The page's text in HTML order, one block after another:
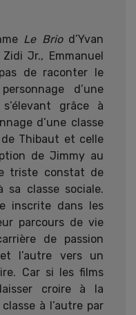
Le Briod’Yvan
Jr., Emmanuel
de raconter le
d’une
grâce à
d’une classe
Thibaut et celle
de Jimmy au
triste constat de
sa classe sociale.
inscrite dans les
parcours de vie
de passion
l’autre vers un
Car si les films
croire à la
à l’autre par